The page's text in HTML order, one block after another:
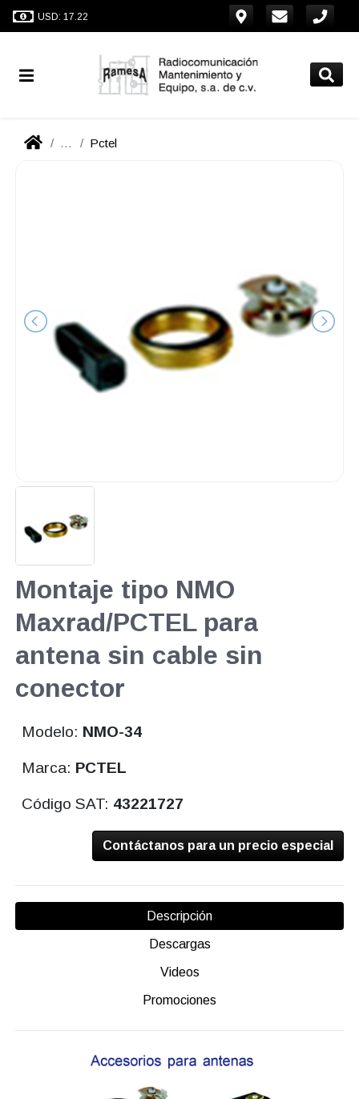
USD: 17.22
... Pctel
Montaje tipo NMO
Maxrad/PCTEL para
antena sin cable sin
conector
Modelo: NMO-34
Marca: PCTEL
Código SAT: 43221727
Contáctanos para un precio especial
Descripción
Descargas
Videos
Promociones